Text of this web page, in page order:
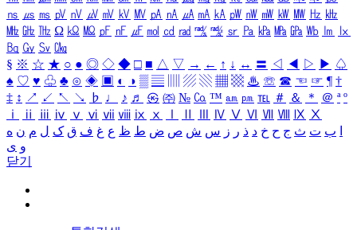
㎱ ㎲ ㎳ ㎴ ㎵ ㎶ ㎷ ㎸ ㎹ ㎀ ㎁ ㎂ ㎃ ㎄ ㎺ ㎻ ㎽ ㎾ ㎿ ㎐ ㎑
㎒ ㎓ ㎔ Ω ㏀ ㏁ ㎊ ㎋ ㎌ ㏖ ㏅ ㎭ ㎮ ㎯ ㏛ ㎩ ㎪ ㎫ ㎬ ㏝ ㏐
㏓
㏃ ㏉ ㏜ ㏆
§ ※ ☆ ★ ○ ● ◎ ◇ ◆ □ ■ △ ▽ → ← ↑ ↓ ↔ 〓 ◁ ◀ ▷ ▶ ♤
♠ ♡ ♥ ♧ ♣ ⊙ ◈ ▣ ◐ ◑ ▒ ▤ ▨ ▧ ▦ ▩ ♨ ☏ ☎ ☜ ☞ ¶ †
‡ ↕ ↗ ↙ ↖ ↘ ♭ ♩ ♪ ♬ ㉿ ㈜ № ㏇ ™ ㏂ ㏘ ℡ ＃ ＆ ＊ ＠ ª º
ⅰ
ⅱ ⅲ ⅳ ⅴ ⅵ ⅶ ⅷ ⅸ ⅹ Ⅳ Ⅴ Ⅵ Ⅶ Ⅷ Ⅸ Ⅹ
ب ت ث ج ح خ د ذ ر ز س ش ص ض ط ظ ع غ ف ق ک ل م ن ه
و ی
닫기